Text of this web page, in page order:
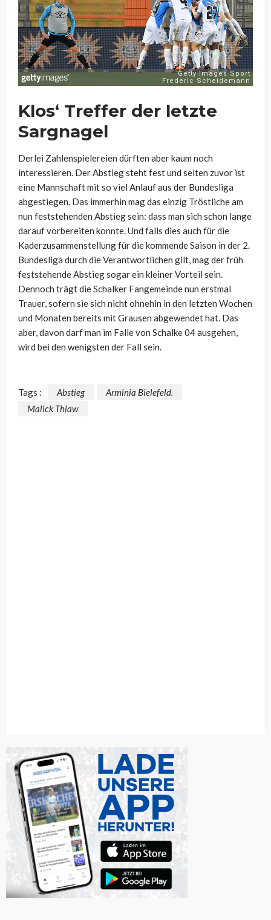
Klos‘ Treffer der letzte
Sargnagel
Derlei Zahlenspielereien dürften aber kaum noch
interessieren. Der Abstieg steht fest und selten zuvor ist
eine Mannschaft mit so viel Anlauf aus der Bundesliga
abgestiegen. Das immerhin mag das einzig Tröstliche am
nun feststehenden Abstieg sein: dass man sich schon lange
darauf vorbereiten konnte. Und falls dies auch für die
Kaderzusammenstellung für die kommende Saison in der 2.
Bundesliga durch die Verantwortlichen gilt, mag der früh
feststehende Abstieg sogar ein kleiner Vorteil sein.
Dennoch trägt die Schalker Fangemeinde nun erstmal
Trauer, sofern sie sich nicht ohnehin in den letzten Wochen
und Monaten bereits mit Grausen abgewendet hat. Das
aber, davon darf man im Falle von Schalke 04 ausgehen,
wird bei den wenigsten der Fall sein.
Tags : Abstieg
Arminia Bielefeld.
Malick Thiaw